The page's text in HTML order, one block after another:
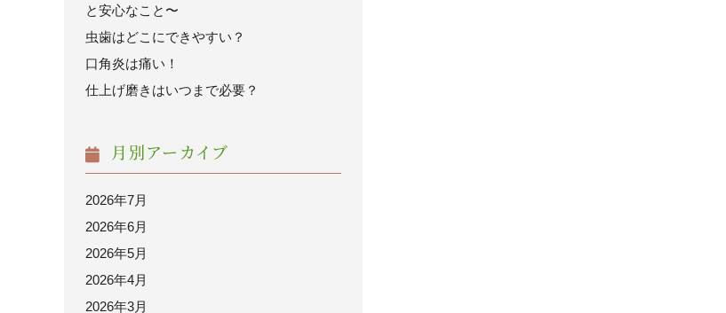
と安心なこと〜
虫歯はどこにできやすい？
口角炎は痛い！
仕上げ磨きはいつまで必要？
月別アーカイブ
2026年7月
2026年6月
2026年5月
2026年4月
2026年3月